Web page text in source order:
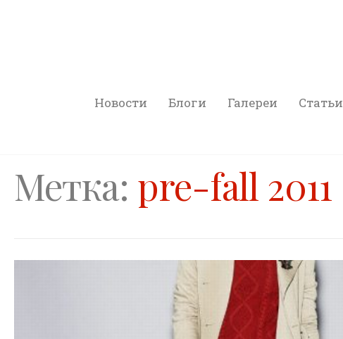
Новости Блоги Галереи Статьи
Метка: pre-fall 2011